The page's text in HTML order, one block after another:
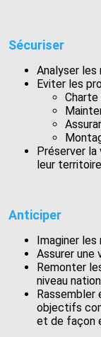
Sécuriser
Analyser les
Eviter les
Charte
Préserver
leur
Anticiper
Imaginer
Assurer une
Remonter
niveau
Rassembler
objectifs
et de façon